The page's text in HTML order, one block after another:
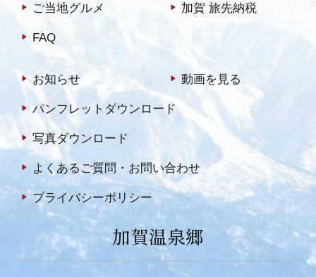
ご当地グルメ 加賀 旅先納税
FAQ
お知らせ 動画を見る
パンフレットダウンロード
写真ダウンロード
よくあるご質問・お問い合わせ
プライバシーポリシー
加賀温泉郷